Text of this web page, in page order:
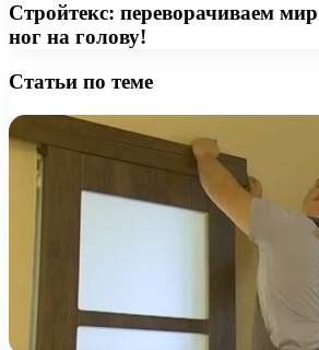
Стройтекс: переворачиваем мир
ног на голову!
Статьи по теме